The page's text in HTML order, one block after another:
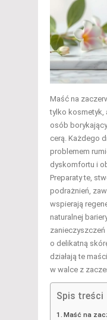
Maść na
tylko kosmetyk,
osób
cerą. Każdego
problemem
dyskomfortu i
Preparaty te,
podrażnień,
wspierają
naturalnej
o delikatną
działają te
w walce z
Spis treści
Maść na